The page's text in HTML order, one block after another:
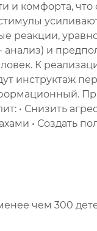
и комфорта,
реакции,
и
К
инструктаж
• Снизить
• Создать
чем 300